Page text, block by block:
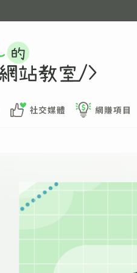
社交媒體 網賺項目